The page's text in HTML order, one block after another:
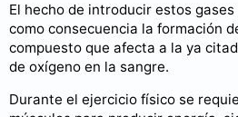
El hecho de introducir estos
como consecuencia la formación
compuesto que afecta a la ya
de oxígeno en la sangre.
Durante el ejercicio físico se